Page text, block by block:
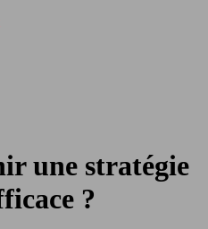
une stratégie
?